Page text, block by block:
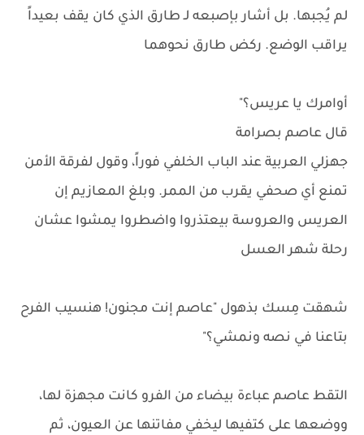
لم يُجبها. بل أشار بإصبعه لـ طارق الذي كان يقف بعيداً
يراقب الوضع. ركض طارق نحوهما
أوامرك يا عريس؟"
قال عاصم بصرامة
جهزلي العربية عند الباب الخلفي فوراً، وقول لفرقة الأمن
تمنع أي صحفي يقرب من الممر. وبلغ المعازيم إن
العريس والعروسة بيعتذروا واضطروا يمشوا عشان
رحلة شهر العسل
شهقت مِسك بذهول "عاصم إنت مجنون! هنسيب الفرح
بتاعنا في نصه ونمشي؟"
التقط عاصم عباءة بيضاء من الفرو كانت مجهزة لها،
ووضعها على كتفيها ليخفي مفاتنها عن العيون، ثم